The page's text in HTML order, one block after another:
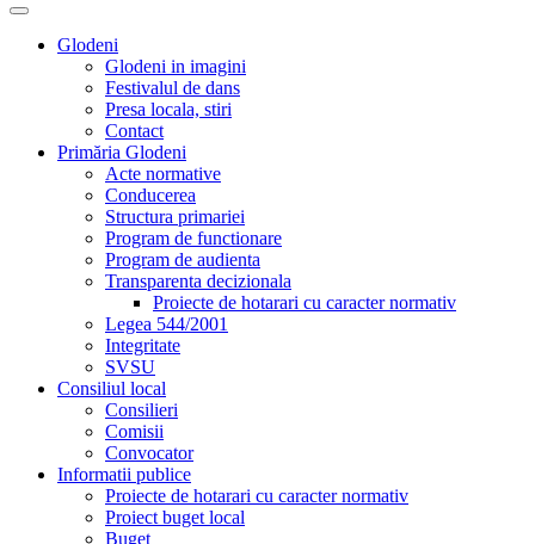
Glodeni
Glodeni in imagini
Festivalul de dans
Presa locala, stiri
Contact
Primăria Glodeni
Acte normative
Conducerea
Structura primariei
Program de functionare
Program de audienta
Transparenta decizionala
Proiecte de hotarari cu caracter normativ
Legea 544/2001
Integritate
SVSU
Consiliul local
Consilieri
Comisii
Convocator
Informatii publice
Proiecte de hotarari cu caracter normativ
Proiect buget local
Buget